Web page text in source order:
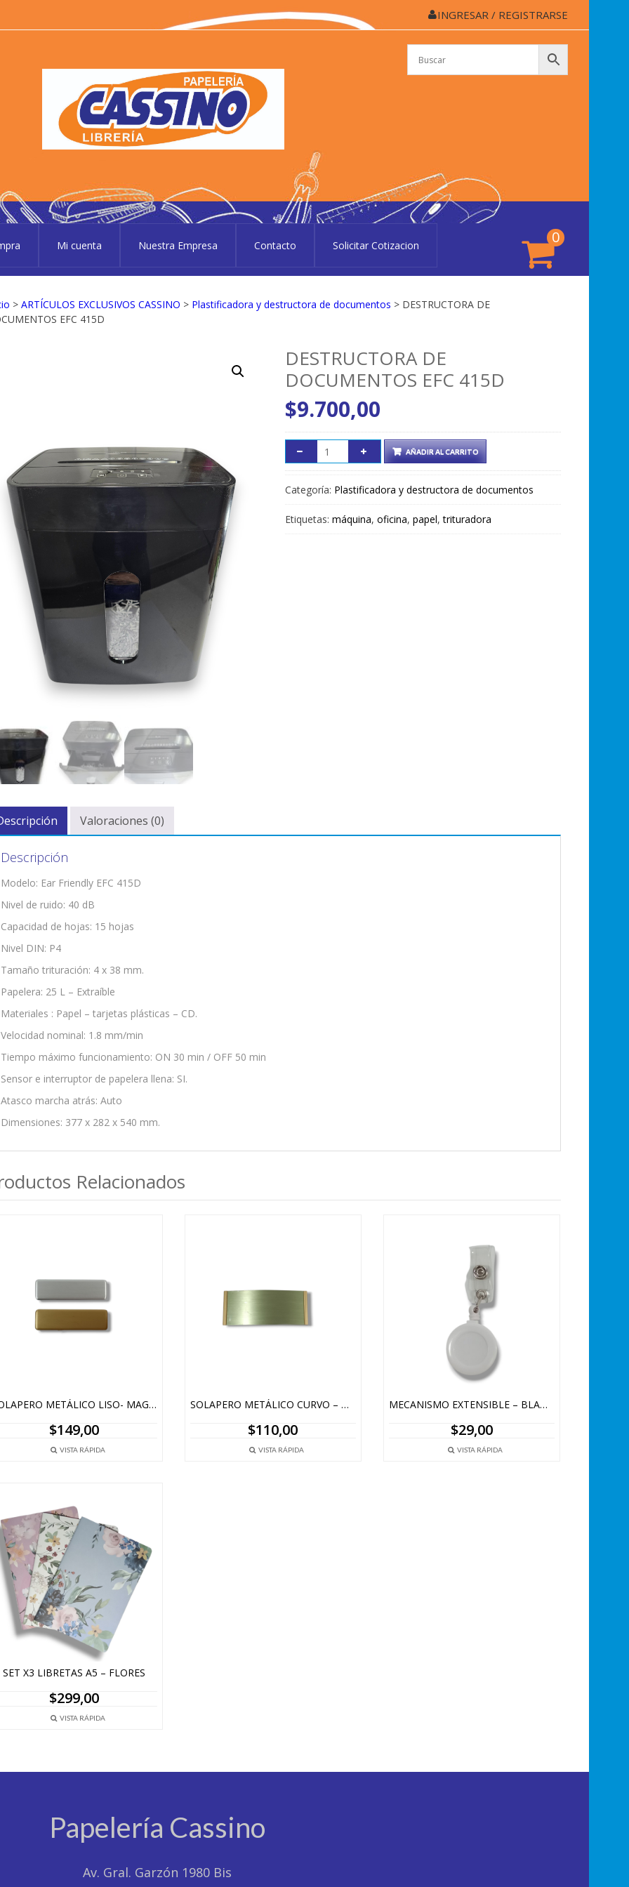
INGRESAR / REGISTRARSE
Mi cuenta Nuestra Empresa Contacto Solicitar Cotizacion 0
> ARTÍCULOS EXCLUSIVOS CASSINO > Plastificadora y destructora de documentos > DESTRUCTORA DE
EFC 415D
DESTRUCTORA DE
DOCUMENTOS EFC 415D
$9.700,00
AÑADIR AL CARRITO
Categoría: Plastificadora y destructora de documentos
Etiquetas: máquina, oficina, papel,trituradora
Valoraciones (0)
Descripción
Modelo: Ear Friendly EFC 415D
Nivel de ruido: 40 dB
Capacidad de hojas: 15 hojas
Nivel DIN: P4
Tamaño trituración: 4 x 38 mm.
Papelera: 25 L – Extraíble
Materiales : Papel – tarjetas plásticas – CD.
Velocidad nominal: 1.8 mm/min
Tiempo máximo funcionamiento: ON 30 min / OFF 50 min
Sensor e interruptor de papelera llena: SI.
Atasco marcha atrás: Auto
Dimensiones: 377 x 282 x 540 mm.
Relacionados
SOLAPERO METÁLICO LISO- MAGNÉTICO
$149,00
VISTA RÁPIDA
SOLAPERO METÁLICO CURVO – MAGNÉTICO – ORO
$110,00
VISTA RÁPIDA
MECANISMO EXTENSIBLE – BLANCO
$29,00
VISTA RÁPIDA
SET X3 LIBRETAS A5 – FLORES
$299,00
VISTA RÁPIDA
Papelería Cassino
Av. Gral. Garzón 1980 Bis